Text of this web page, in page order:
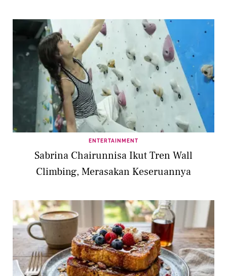
ENTERTAINMENT
Sabrina Chairunnisa Ikut Tren Wall
Climbing, Merasakan Keseruannya